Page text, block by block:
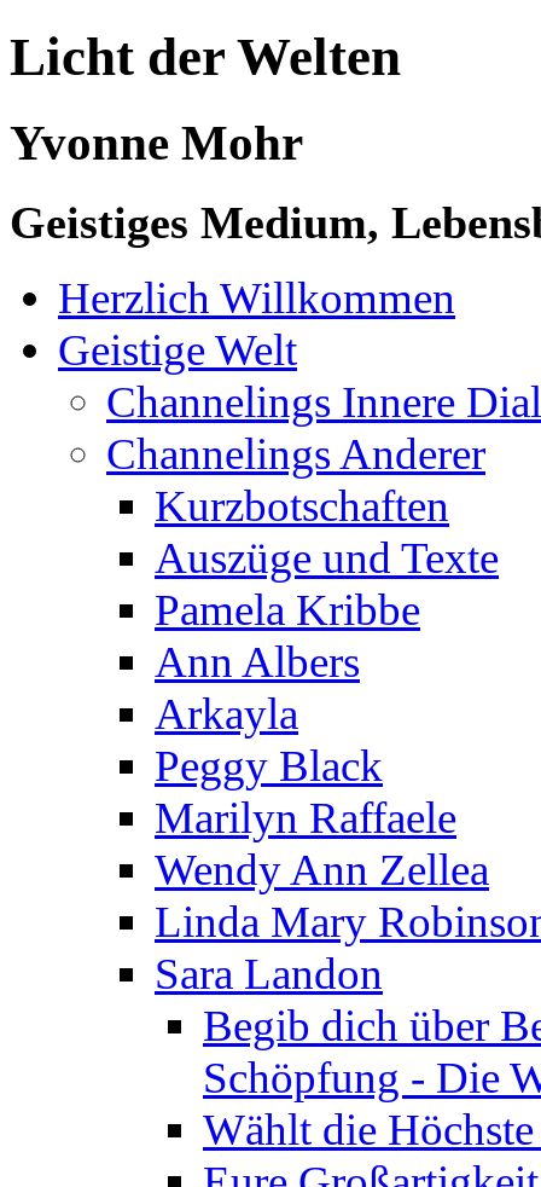
Licht der Welten
Yvonne Mohr
Geistiges Medium,
Herzlich Willkommen
Geistige Welt
Channelings Innere
Channelings Anderer
Kurzbotschaften
Auszüge und Texte
Pamela Kribbe
Ann Albers
Arkayla
Peggy Black
Marilyn Raffaele
Wendy Ann Zellea
Linda Mary
Sara Landon
Begib dich über
Schöpfung - Die
Wählt die